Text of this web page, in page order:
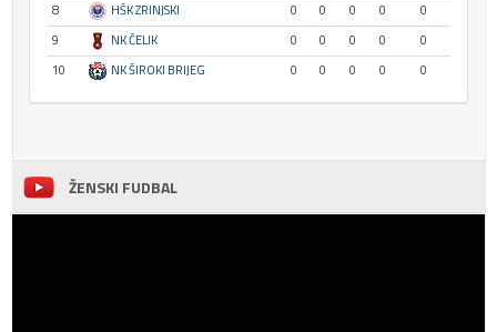
8
HŠK ZRINJSKI 0 0 0 0
0
9
NK ČELIK 0 0 0 0
0
10
NK ŠIROKI BRIJEG 0 0 0 0 0
ŽENSKI FUDBAL